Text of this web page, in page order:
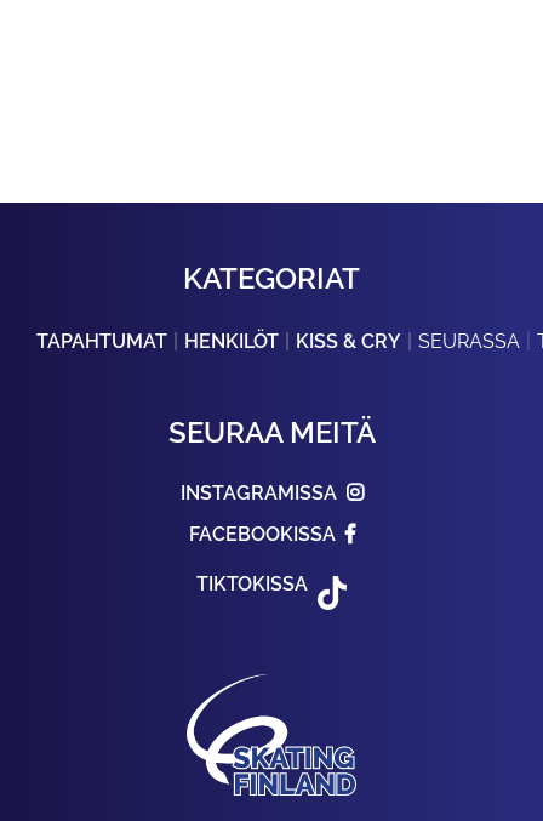
KATEGORIAT
TAPAHTUMAT HENKILÖT KISS & CRY SEURASSA
SEURAA MEITÄ
INSTAGRAMISSA
FACEBOOKISSA
TIKTOKISSA